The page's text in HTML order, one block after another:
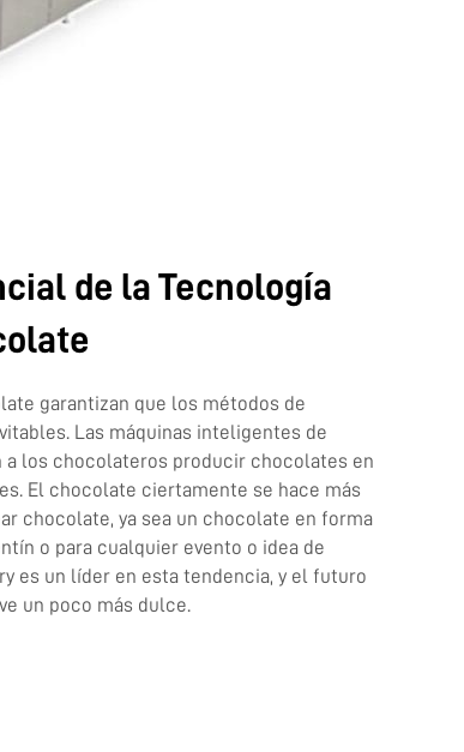
de la Tecnología
garantizan que los métodos de
Las máquinas inteligentes de
a los chocolateros producir chocolates en
El chocolate ciertamente se hace más
chocolate, ya sea un chocolate en forma
o para cualquier evento o idea de
es un líder en esta tendencia, y el futuro
un poco más dulce.